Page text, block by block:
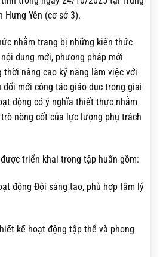
Yên (cơ sở 3).
nhằm trang bị những kiến thức
dung mới, phương pháp mới
nâng cao kỹ năng làm việc với
đổi mới công tác giáo dục trong giai
động có ý nghĩa thiết thực nhằm
nòng cốt của lực lượng phụ trách
triển khai trong tập huấn gồm:
động Đội sáng tạo, phù hợp tâm lý
kế hoạt động tập thể và phong